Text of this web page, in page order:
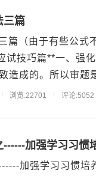
三篇
篇（由于有些公式
试技巧篇**一、强
造成的。所以审题
浏览:22701 评论:5052
加强学习习惯
加强学习习惯培